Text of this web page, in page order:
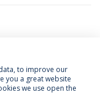
to improve our
you a great website
we use open the